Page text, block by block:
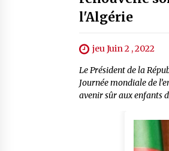
l'Algérie
jeu Juin 2 , 2022
Le Président de la
Journée mondiale de
avenir sûr aux enfants